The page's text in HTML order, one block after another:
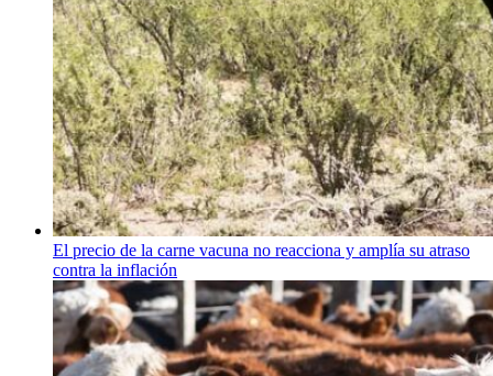
El precio de la carne vacuna no reacciona y amplía su atraso
contra la inflación